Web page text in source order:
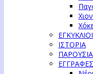
ΕΓΚΥΚΛΙΟΙ
ΙΣΤΟΡΙΑ
ΕΓΓΡΑΦΕΣ